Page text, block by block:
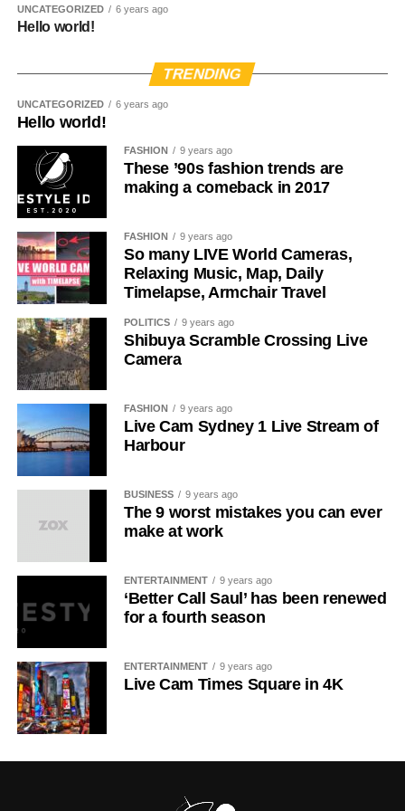
cumque nihil impedit quo minus id quod maxime placeat
Nulla pariatur. Excepteur sint occaecat cupidatat non
proident, sunt in culpa qui officia deserunt mollit anim id
est laborum.
Sed ut perspiciatis unde omnis iste natus error sit
voluptatem accusantium doloremque laudantium, totam
quasi architecto beatae vitae dicta sunt explicabo.
UNCATEGORIZED 6 years ago
Hello world!
TRENDING
UNCATEGORIZED 6 years ago
Hello world!
FASHION 9 years ago
These ’90s fashion trends are
making a comeback in 2017
FASHION 9 years ago
So many LIVE World Cameras,
Relaxing Music, Map, Daily
Timelapse, Armchair Travel
POLITICS 9 years ago
Shibuya Scramble Crossing Live
Camera
FASHION 9 years ago
Live Cam Sydney 1 Live Stream of
Harbour
BUSINESS 9 years ago
The 9 worst mistakes you can ever
make at work
ENTERTAINMENT 9 years ago
‘Better Call Saul’ has been renewed
for a fourth season
ENTERTAINMENT 9 years ago
Live Cam Times Square in 4K